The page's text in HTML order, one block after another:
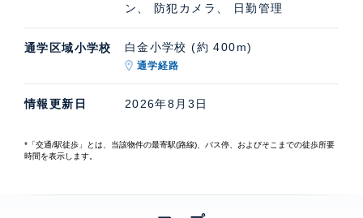
ン、 防犯カメラ、 日勤管理
通学区域小学校 白金小学校 (約 400m)
通学経路
情報更新日 2026年8月3日
*「交通/駅徒歩」とは、当該物件の最寄駅(路線)、バス停、およびそこまでの徒歩所要
時間を表示します。